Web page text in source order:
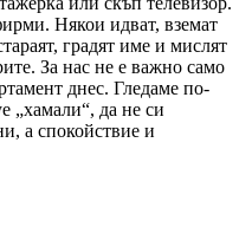
Някои идват, вземат
градят име и мислят
За нас не е важно само
днес. Гледаме по-
„хамали“, да не си
а спокойствие и